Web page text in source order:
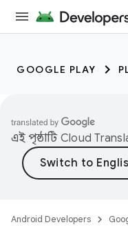
GOOGLE PLAY
এই পৃষ্ঠাটি Cloud
Android Developers